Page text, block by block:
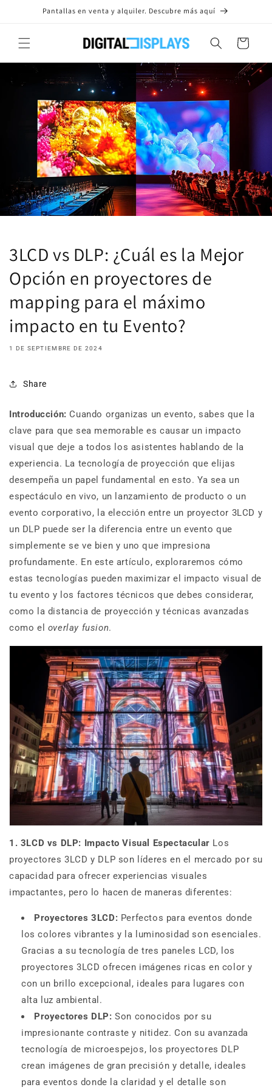
directamentePantallas en venta y alquiler. Descubre más aquí
Carrito
3LCD vs DLP: ¿Cuál es la Mejor
Opción en proyectores de
mapping para el máximo
impacto en tu Evento?
1 DE SEPTIEMBRE DE 2024
Share
Introducción: Cuando organizas un evento, sabes que la
clave para que sea memorable es causar un impacto
visual que deje a todos los asistentes hablando de la
experiencia. La tecnología de proyección que elijas
desempeña un papel fundamental en esto. Ya sea un
espectáculo en vivo, un lanzamiento de producto o un
evento corporativo, la elección entre un proyector 3LCD y
un DLP puede ser la diferencia entre un evento que
simplemente se ve bien y uno que impresiona
profundamente. En este artículo, exploraremos cómo
estas tecnologías pueden maximizar el impacto visual de
tu evento y los factores técnicos que debes considerar,
como la distancia de proyección y técnicas avanzadas
como el overlay fusion.
1. 3LCD vs DLP: Impacto Visual Espectacular Los
proyectores 3LCD y DLP son líderes en el mercado por su
capacidad para ofrecer experiencias visuales
impactantes, pero lo hacen de maneras diferentes:
Proyectores 3LCD: Perfectos para eventos donde
los colores vibrantes y la luminosidad son esenciales.
Gracias a su tecnología de tres paneles LCD, los
proyectores 3LCD ofrecen imágenes ricas en color y
con un brillo excepcional, ideales para lugares con
alta luz ambiental.
Proyectores DLP: Son conocidos por su
impresionante contraste y nitidez. Con su avanzada
tecnología de microespejos, los proyectores DLP
crean imágenes de gran precisión y detalle, ideales
para eventos donde la claridad y el detalle son